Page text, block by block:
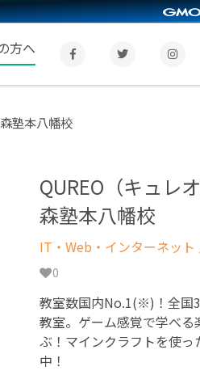
方へ
塾本八幡校
QUREO（キュレ
森塾本八幡校
IT・Web・インターネット
0
教室数国内No.1(※)！全国
教室。ゲーム感覚で学べ
ぶ！マインクラフトを使
中！